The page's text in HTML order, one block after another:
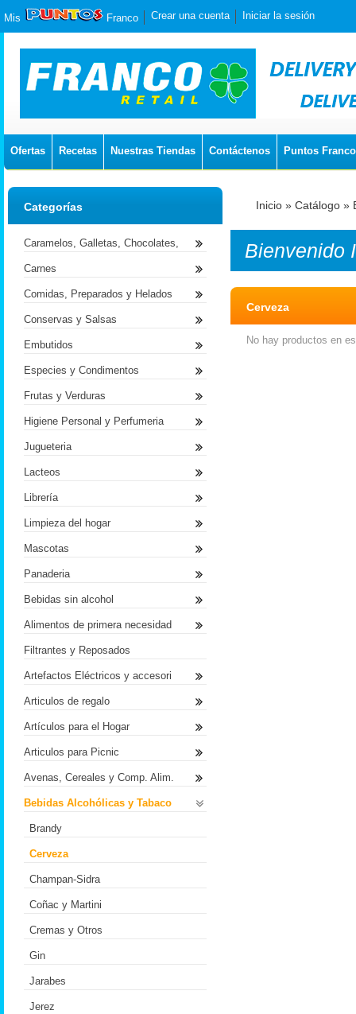
Mis Franco Crear una cuenta Iniciar la sesión
Ofertas Recetas Nuestras Tiendas Contáctenos Puntos Franco
Inicio » Catálogo »
Bienvenido
Cerveza
No hay productos en
Categorías
Caramelos, Galletas, Chocolates,
Carnes
Comidas, Preparados y Helados
Conservas y Salsas
Embutidos
Especies y Condimentos
Frutas y Verduras
Higiene Personal y Perfumeria
Jugueteria
Lacteos
Librería
Limpieza del hogar
Mascotas
Panaderia
Bebidas sin alcohol
Alimentos de primera necesidad
Filtrantes y Reposados
Artefactos Eléctricos y accesori
Articulos de regalo
Artículos para el Hogar
Articulos para Picnic
Avenas, Cereales y Comp. Alim.
Bebidas Alcohólicas y Tabaco
Brandy
Cerveza
Champan-Sidra
Coñac y Martini
Cremas y Otros
Gin
Jarabes
Jerez